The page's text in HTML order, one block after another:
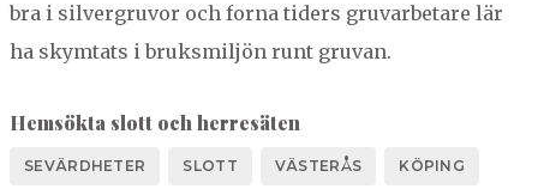
bra i sil­ver­gru­vor och for­na tiders gru­var­betare lär
ha skym­tats i bruksmiljön runt gruvan.
Hemsökta slott och herresäten
SEVÄRDHETER SLOTT VÄSTERÅS KÖPING